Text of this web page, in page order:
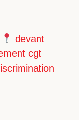
devant
cgt